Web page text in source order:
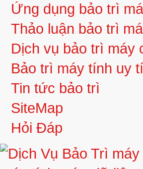
Ứng dụng bảo trì
Thảo luận bảo trì
Dịch vụ bảo trì máy
Bảo trì máy tính uy
Tin tức bảo trì
SiteMap
Hỏi Đáp